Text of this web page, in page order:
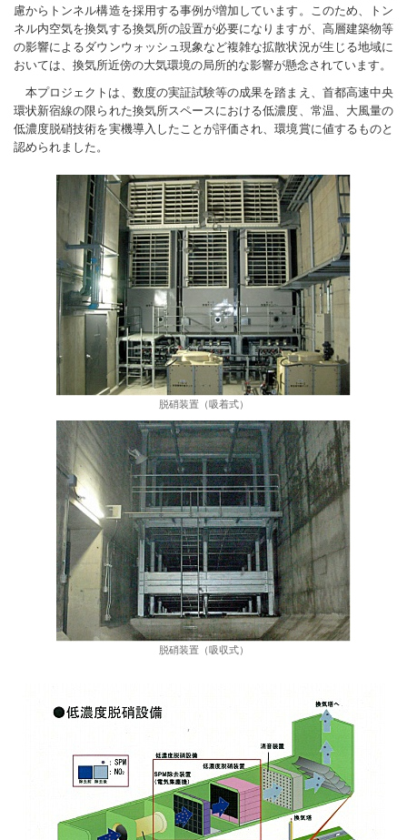
慮からトンネル構造を採用する事例が増加しています。このため、トン
ネル内空気を換気する換気所の設置が必要になりますが、高層建築物等
の影響によるダウンウォッシュ現象など複雑な拡散状況が生じる地域に
おいては、換気所近傍の大気環境の局所的な影響が懸念されています。
本プロジェクトは、数度の実証試験等の成果を踏まえ、首都高速中央
環状新宿線の限られた換気所スペースにおける低濃度、常温、大風量の
低濃度脱硝技術を実機導入したことが評価され、環境賞に値するものと
認められました。
脱硝装置（吸着式）
脱硝装置（吸収式）